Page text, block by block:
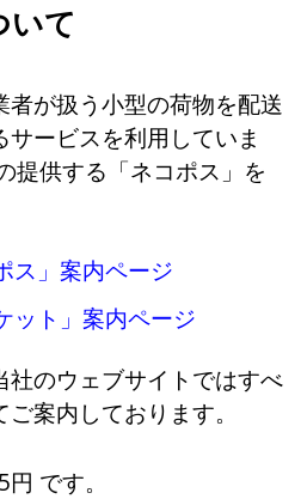
いて
が扱う小型の荷物を配送
サービスを利用していま
提供する「ネコポス」を
ス」案内ページ
ット」案内ページ
社のウェブサイトではすべ
案内しております。
です。